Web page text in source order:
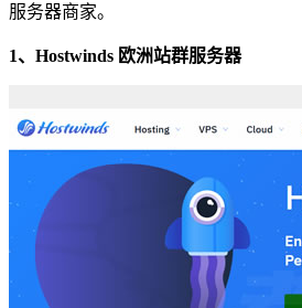
服务器商家。
1、Hostwinds 欧洲站群服务器